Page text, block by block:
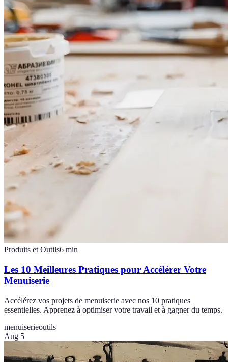
Produits et Outils6 min
Les 10 Meilleures Pratiques pour Accélérer Votre
Menuiserie
Accélérez vos projets de menuiserie avec nos 10 pratiques
essentielles. Apprenez à optimiser votre travail et à gagner du temps.
menuiserieoutils
Aug 5